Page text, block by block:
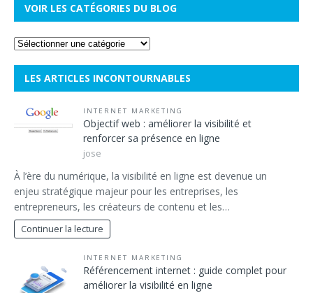
VOIR LES CATÉGORIES DU BLOG
LES ARTICLES INCONTOURNABLES
INTERNET MARKETING
Objectif web : améliorer la visibilité et
renforcer sa présence en ligne
jose
À l’ère du numérique, la visibilité en ligne est devenue un
enjeu stratégique majeur pour les entreprises, les
entrepreneurs, les créateurs de contenu et les…
Continuer la lecture
INTERNET MARKETING
Référencement internet : guide complet pour
améliorer la visibilité en ligne